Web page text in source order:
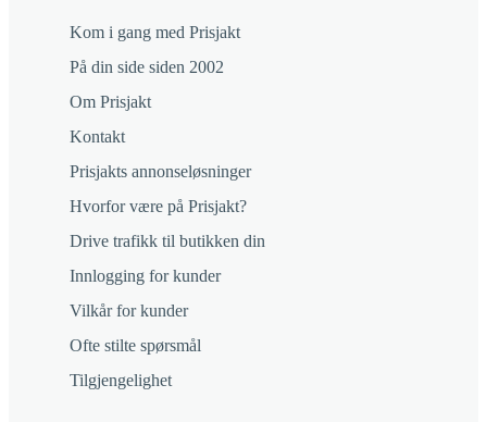
Kom i gang med Prisjakt
På din side siden 2002
Om Prisjakt
Kontakt
Prisjakts annonseløsninger
Hvorfor være på Prisjakt?
Drive trafikk til butikken din
Innlogging for kunder
Vilkår for kunder
Ofte stilte spørsmål
Tilgjengelighet